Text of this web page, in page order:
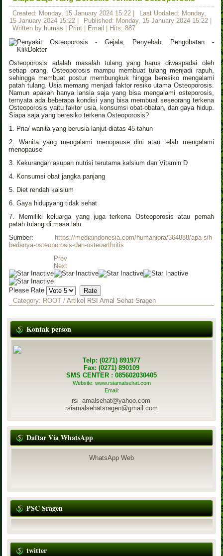
Created: Monday, 15 January 2024 15:22 |
Last Updated: Monday,
15 January 2024 15:22 | Published: Monday, 15 January 2024 15:22 |
Written by humas | Print | Email | Hits: 887
Osteoporosis adalah masalah tulang yang harus diwaspadai oleh
setiap orang. Osteoporosis mampu membuat tulang menjadi rapuh,
sehingga membuat postur membungkuk hingga beresiko mengalami
patah tulang. Usia memang menjadi faktor resiko utama Osteoporosis.
Namun apakah hanya lansia saja yang bisa mengalami osteporosis,
ternyata ada beberapa kondisi yang bisa membuat seseorang terkena
Osteoporosis yaitu faktor usia, konsumsi obat-obatan, dan gaya hidup.
Siapa saja yang beresiko terkena Osteoporosis?
1. Pria/ wanita yang berusia lanjut diatas 45 tahun
2. Wanita yang mengalami menopause dini atau telah mengalami
menopause
3. Kekurangan asupan nutrisi terutama kalsium dan Vitamin D
4. Konsumsi obat jangka panjang
5. Diet rendah kalsium
6. Gaya hidupyang tidak sehat
7. Memiliki keluarga yang juga terkena Osteoporosis atau pernah
patah tulang di masa lalu
Sumber: https://mediaindonesia.com/humaniora/364888/apa-sih-
bedanya-osteoporosis-dan-osteoarthritis
Prev
Next
Please Rate
Category: ROOT /Artikel RSI Amal Sehat Sragen
Kontak person
Telp: (0271) 891977
Fax: (0271) 890109
SMS CENTER : 085602030405
Website: www.rsiamalsehat.com
Email:
rsi_amalsehat@yahoo.com
rsiamalsehatsragen@gmail.com
Daftar Via WhatsApp
WhatsApp Web
PSC Sragen
twitter